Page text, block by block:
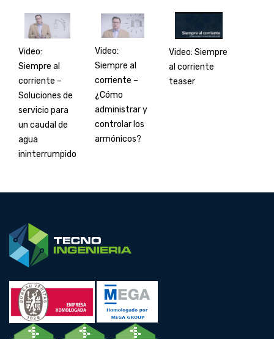
Video:
Siempre al
corriente –
Soluciones de
servicio para
un caudal de
agua
ininterrumpido
Video:
Siempre al
corriente –
¿Cómo
administrar y
controlar los
armónicos?
Video: Siempre
al corriente
teaser